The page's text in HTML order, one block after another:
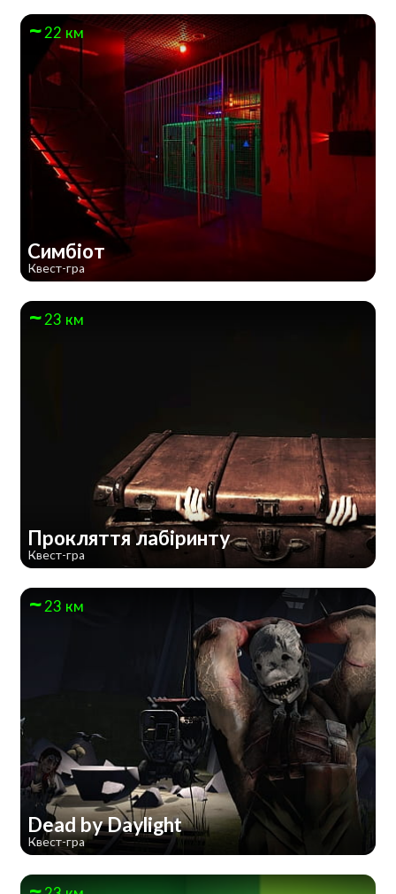
22 км
Симбіот
Квест-гра
23 км
Прокляття лабіринту
Квест-гра
23 км
Dead by Daylight
Квест-гра